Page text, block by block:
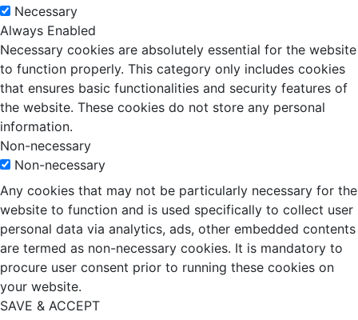
Necessary
Always Enabled
Necessary cookies are absolutely essential for the website
to function properly. This category only includes cookies
that ensures basic functionalities and security features of
the website. These cookies do not store any personal
information.
Non-necessary
Non-necessary
Any cookies that may not be particularly necessary for the
website to function and is used specifically to collect user
personal data via analytics, ads, other embedded contents
are termed as non-necessary cookies. It is mandatory to
procure user consent prior to running these cookies on
your website.
SAVE & ACCEPT